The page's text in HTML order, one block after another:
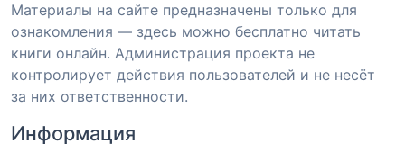
Материалы на сайте предназначены только для
ознакомления — здесь можно бесплатно читать
книги онлайн. Администрация проекта не
контролирует действия пользователей и не несёт
за них ответственности.
Информация